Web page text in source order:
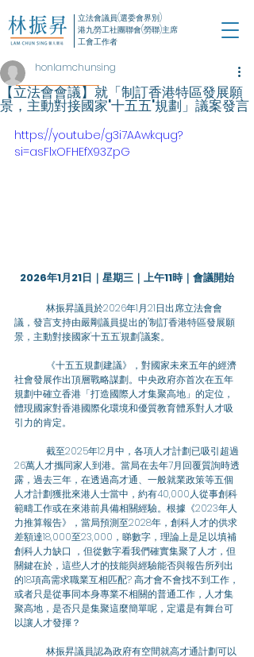
立法會議員(選委會界別)
港九勞工社團聯會(勞聯)主席
工會工作者
【立法會會議】就「制訂香港特區發展願
景，主動對接國家'十五五'規劃」議案發言
honlamchunsing
https://youtu.be/g3i7AAwkqug?
si=asFlxOFHEfX93ZpG
2026年1月21日｜星期三｜上午11時｜會議開始
議，發言支持由嚴剛議員提出的"制訂香港特區發展願
景，主動對接國家'十五五'規劃"議案。
社會發展作出頂層戰略謀劃。中央政府亦首次在五年
規劃中確立香港「打造國際人才集聚高地」的定位，
體現國家對香港國際化環境和優質教育體系對人才吸
引力的肯定。
26萬人才攜同家人到港。當局在去年7月回覆質詢時透
露，過去三年，在透過高才通、一般就業政策等五個
人才計劃獲批來港人士當中，約有40,000人從事創科
範疇工作或在來港前具備相關經驗。根據《2023年人
力推算報告》，當局預測至2028年，創科人才的供求
差額達18,000至23,000，睇數字，理論上是足以填補
創科人力缺口 ，但從數字看我們確實集聚了人才，但
關鍵在於，這些人才的技能與經驗能否與報告所列出
的18項高需求職業互相匹配? 高才會不會找不到工作，
或者只是從事同本身專業不相關的普通工作，人才集
聚高地，是否只是集聚這麼簡單呢，定還是有舞台可
以讓人才發揮？